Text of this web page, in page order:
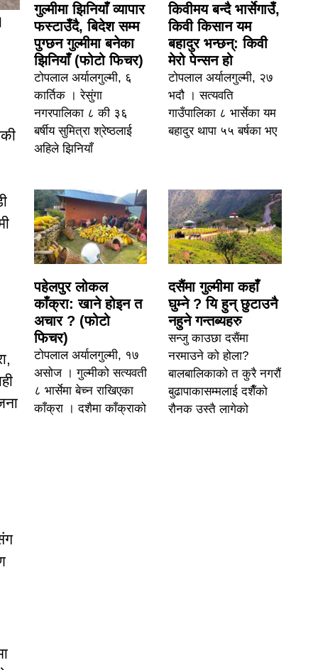
गुल्मीमा झिनियाँ व्यापार
फस्टाउँदै, बिदेश सम्म
पुग्छन गुल्मीमा बनेका
झिनियाँ (फोटो फिचर)
टोपलाल अर्यालगुल्मी, ६
कार्तिक । रेसुंगा
नगरपालिका ८ की ३६
बर्षीय सुमित्रा श्रेष्ठलाई
अहिले झिनियाँ
किवीमय बन्दै भार्सेगाउँ,
किवी किसान यम
बहादुर भन्छन्: किवी
मेरो पेन्सन हो
टोपलाल अर्यालगुल्मी, २७
भदौ । सत्यवति
गाउँपालिका ८ भार्सेका यम
बहादुर थापा ५५ बर्षका भए
पहेलपुर लोकल
काँक्रा: खाने होइन त
अचार ? (फोटो
फिचर)
टोपलाल अर्यालगुल्मी, १७
असोज । गुल्मीको सत्यवती
८ भार्सेमा बेच्न राखिएका
काँक्रा । दशैमा काँक्राको
दसैंमा गुल्मीमा कहाँ
घुम्ने ? यि हुन् छुटाउनै
नहुने गन्तब्यहरु
सन्जु काउछा दसैंमा
नरमाउने को होला?
बालबालिकाको त कुरै नगरौं
बुढापाकासम्मलाई दशैँको
रौनक उस्तै लागेको